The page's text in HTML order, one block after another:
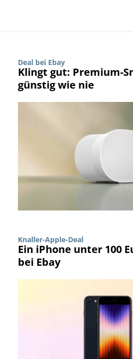
Deal bei Ebay
Klingt gut: Premium-
günstig wie nie
Knaller-Apple-Deal
Ein iPhone unter 100
bei Ebay